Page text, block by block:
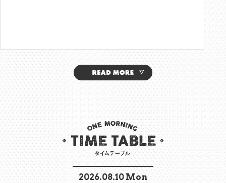
2026.08.10 Mon